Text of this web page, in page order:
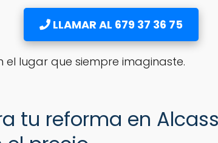
LLAMAR AL 679 37 36 75
lugar que siempre imaginaste.
tu reforma en